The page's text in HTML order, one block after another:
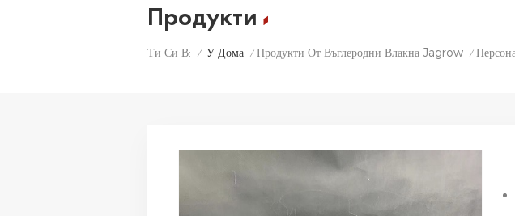
Продукти
Ти Си В: / У Дома / Продукти От Въглеродни Влакна Jagrow /